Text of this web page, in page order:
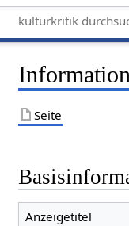
Seite
Anzeigetitel